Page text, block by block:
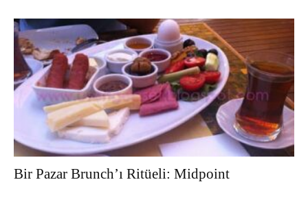
Bir Pazar Brunch’ı Ritüeli: Midpoint